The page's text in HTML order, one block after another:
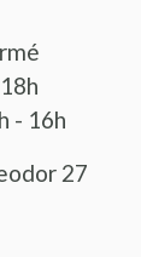
- 16h
27